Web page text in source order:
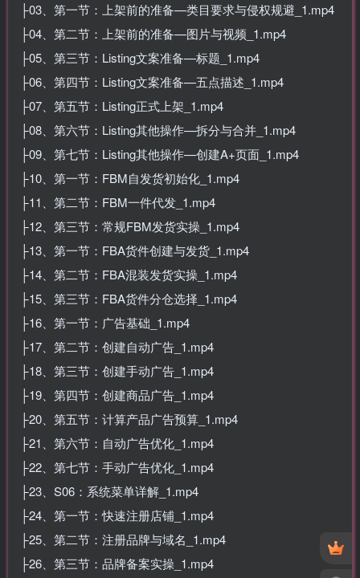
├03、第一节：上架前的准备—类目要求与侵权规避_1.mp4
├04、第二节：上架前的准备—图片与视频_1.mp4
├05、第三节：Listing文案准备—标题_1.mp4
├06、第四节：Listing文案准备—五点描述_1.mp4
├07、第五节：Listing正式上架_1.mp4
├08、第六节：Listing其他操作—拆分与合并_1.mp4
├09、第七节：Listing其他操作—创建A+页面_1.mp4
├10、第一节：FBM自发货初始化_1.mp4
├11、第二节：FBM一件代发_1.mp4
├12、第三节：常规FBM发货实操_1.mp4
├13、第一节：FBA货件创建与发货_1.mp4
├14、第二节：FBA混装发货实操_1.mp4
├15、第三节：FBA货件分仓选择_1.mp4
├16、第一节：广告基础_1.mp4
├17、第二节：创建自动广告_1.mp4
├18、第三节：创建手动广告_1.mp4
├19、第四节：创建商品广告_1.mp4
├20、第五节：计算产品广告预算_1.mp4
├21、第六节：自动广告优化_1.mp4
├22、第七节：手动广告优化_1.mp4
├23、S06：系统菜单详解_1.mp4
├24、第一节：快速注册店铺_1.mp4
├25、第二节：注册品牌与域名_1.mp4
├26、第三节：品牌备案实操_1.mp4